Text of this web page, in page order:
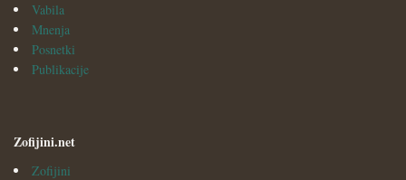
Vabila
Mnenja
Posnetki
Publikacije
Zofijini.net
Zofijini